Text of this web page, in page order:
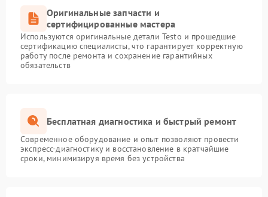
Оригинальные запчасти и
сертифицированные мастера
Используются оригинальные детали Testo и прошедшие
сертификацию специалисты, что гарантирует корректную
работу после ремонта и сохранение гарантийных
обязательств
Бесплатная диагностика и быстрый ремонт
Современное оборудование и опыт позволяют провести
экспресс-диагностику и восстановление в кратчайшие
сроки, минимизируя время без устройства